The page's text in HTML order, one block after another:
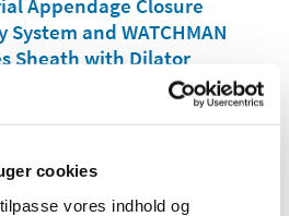
cookies
vores indhold og
Appendage Closure
and WATCHMAN
Sheath with Dilator